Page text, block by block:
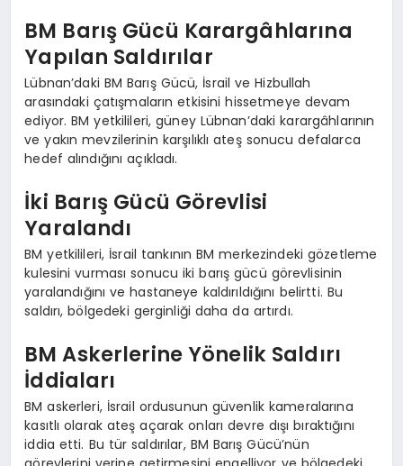
BM Barış Gücü Karargâhlarına
Yapılan Saldırılar
Lübnan’daki BM Barış Gücü, İsrail ve Hizbullah
arasındaki çatışmaların etkisini hissetmeye devam
ediyor. BM yetkilileri, güney Lübnan’daki karargâhlarının
ve yakın mevzilerinin karşılıklı ateş sonucu defalarca
hedef alındığını açıkladı.
İki Barış Gücü Görevlisi
Yaralandı
BM yetkilileri, İsrail tankının BM merkezindeki gözetleme
kulesini vurması sonucu iki barış gücü görevlisinin
yaralandığını ve hastaneye kaldırıldığını belirtti. Bu
saldırı, bölgedeki gerginliği daha da artırdı.
BM Askerlerine Yönelik Saldırı
İddiaları
BM askerleri, İsrail ordusunun güvenlik kameralarına
kasıtlı olarak ateş açarak onları devre dışı bıraktığını
iddia etti. Bu tür saldırılar, BM Barış Gücü’nün